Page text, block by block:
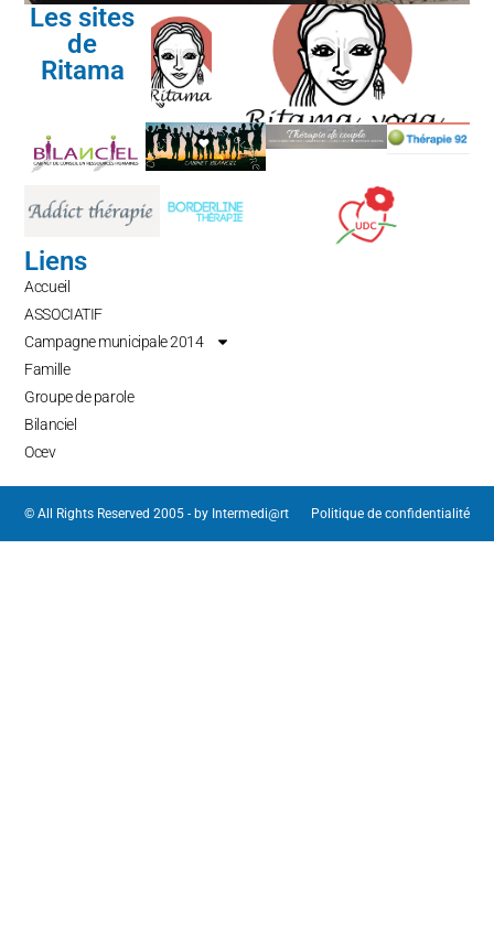
Les sites
de
Ritama
Liens
Accueil
ASSOCIATIF
Campagne municipale 2014
Famille
Groupe de parole
Bilanciel
Ocev
© All Rights Reserved 2005 - by Intermedi@rt Politique de confidentialité